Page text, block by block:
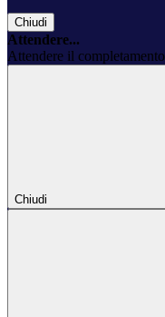
Chiudi
Attendere...
Attendere il
Chiudi